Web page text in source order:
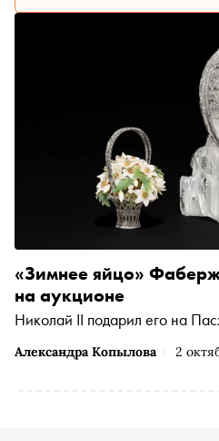
Александра Копылова 2
«Зимнее яйцо»
на аукционе
Николай II подарил его на